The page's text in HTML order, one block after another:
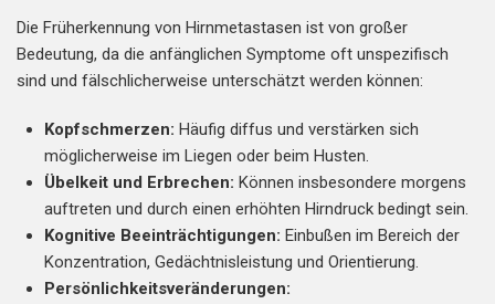
Die Früherkennung von Hirnmetastasen ist von großer
Bedeutung, da die anfänglichen Symptome oft unspezifisch
sind und fälschlicherweise unterschätzt werden können:
Kopfschmerzen: Häufig diffus und verstärken sich
möglicherweise im Liegen oder beim Husten.
Übelkeit und Erbrechen: Können insbesondere morgens
auftreten und durch einen erhöhten Hirndruck bedingt sein.
Kognitive Beeinträchtigungen: Einbußen im Bereich der
Konzentration, Gedächtnisleistung und Orientierung.
Persönlichkeitsveränderungen: